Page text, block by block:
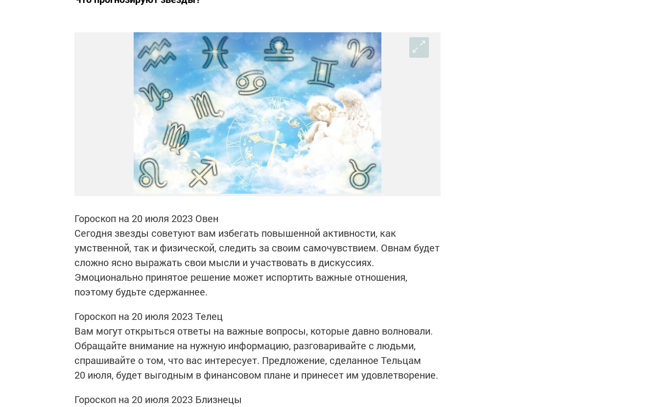
Гороскоп на 20 июля 2023 Овен
Сегодня звезды советуют вам избегать повышенной активности, как
умственной, так и физической, следить за своим самочувствием. Овнам будет
сложно ясно выражать свои мысли и участвовать в дискуссиях.
Эмоционально принятое решение может испортить важные отношения,
поэтому будьте сдержаннее.
Гороскоп на 20 июля 2023 Телец
Вам могут открыться ответы на важные вопросы, которые давно волновали.
Обращайте внимание на нужную информацию, разговаривайте с людьми,
спрашивайте о том, что вас интересует. Предложение, сделанное Тельцам
20 июля, будет выгодным в финансовом плане и принесет им удовлетворение.
Гороскоп на 20 июля 2023 Близнецы